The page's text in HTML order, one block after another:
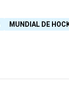
MUNDIAL DE